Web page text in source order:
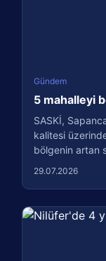
Gündem
5 mahalleyi
SASKİ,
kalitesi
bölgenin artan
29.07.2026